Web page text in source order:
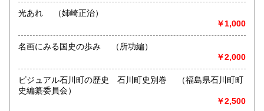
◎ホームページをリニューアルオープンしました。
http://www.okamotoshoten.com/
哲学宗教、歴史、社会科学、自然科学、美術工芸、国語国
文、古典籍、近代文献、趣味、古書一般（その他）
軍事・戦記関係、植物関係、書道関係、道具類大量入荷
光あれ （姉崎正治）
￥1,000
名画にみる国史の歩み （所功編）
￥2,000
ビジュアル石川町の歴史 石川町史別巻 （福島県石川町町
史編纂委員会）
￥2,500